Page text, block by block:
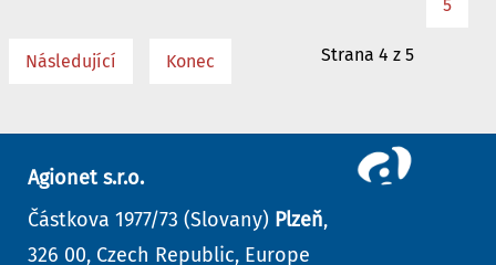
5
Následující Konec Strana 4 z 5
Agionet s.r.o.
Částkova 1977/73 (Slovany) Plzeň,
326 00, Czech Republic, Europe